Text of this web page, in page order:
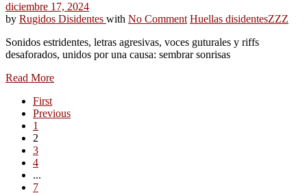
diciembre 17, 2024
by Rugidos Disidentes with No Comment Huellas disidentesZZZ
Sonidos estridentes, letras agresivas, voces guturales y riffs
desaforados, unidos por una causa: sembrar sonrisas
Read More
First
Previous
1
2
3
4
...
7